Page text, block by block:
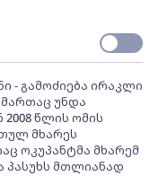
- გამოძიება ირაკლი
უნდა
2008 წლის ომის
მხარეს
ოკუპანტმა მხარემ
პასუხს მთლიანად